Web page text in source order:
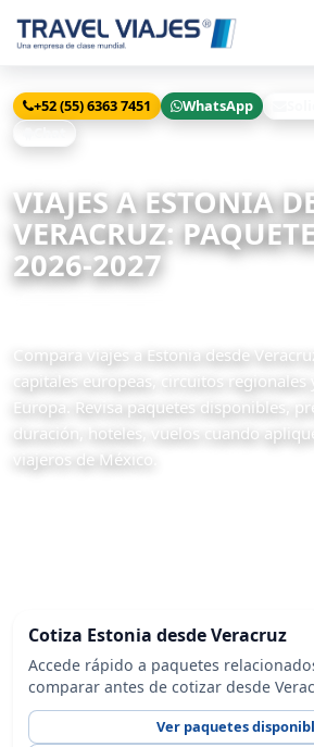
+52 (55) 6363 7451 WhatsApp
VIAJES A ESTONIA
VERACRUZ:
2026-2027
Compara viajes a Estonia desde
capitales europeas, circuitos regionales
Europa. Revisa paquetes disponibles,
duración, hoteles, vuelos cuando
viajeros de México.
Cotiza Estonia desde Veracruz
Accede rápido a paquetes
comparar antes de cotizar desde
Ver paquetes